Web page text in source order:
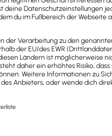
Hosting. Mit
Vertraue auf uns für